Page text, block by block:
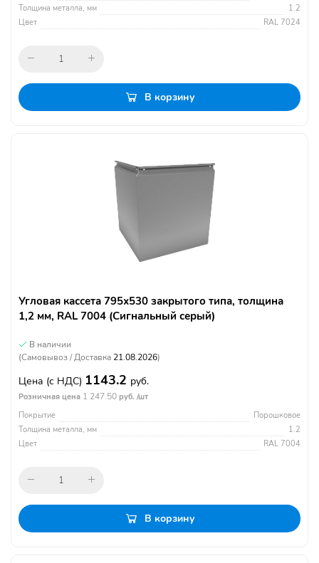
Толщина металла, мм
1.2
Цвет
RAL 7024
В корзину
Угловая кассета 795х530 закрытого типа, толщина
1,2 мм, RAL 7004 (Сигнальный серый)
В наличии
(Самовывоз / Доставка 21.08.2026)
Цена (с НДС) 1143.2 руб.
Розничная цена 1 247.50 руб. /шт
Покрытие
Порошковое
Толщина металла, мм
1.2
Цвет
RAL 7004
В корзину